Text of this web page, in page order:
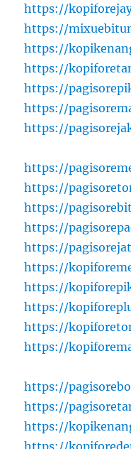
https://
https://
https://
https://
https://
https://
https://
https://
https://
https://
https://
https://
https://
https://
https://
https://
https://
https://
https://
https://
https://